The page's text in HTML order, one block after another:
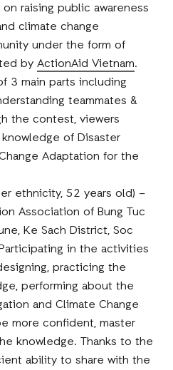
raising public awareness
climate change
under the form of
byActionAid Vietnam.
3 main parts including
teammates &
the contest, viewers
of Disaster
Adaptation for the
ethnicity, 52 years old) –
Association of Bung Tuc
Ke Sach District, Soc
in the activities
practicing the
performing about the
and Climate Change
more confident, master
knowledge. Thanks to the
ability to share with the